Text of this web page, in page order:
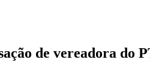
de vereadora do